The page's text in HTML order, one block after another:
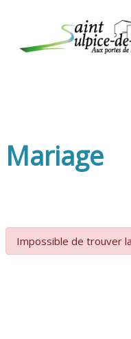
Mariage
Impossible de trouver